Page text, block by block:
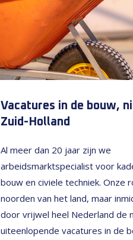
Vacatures in de bouw,
Zuid-Holland
Al meer dan 20 jaar zijn we
arbeidsmarktspecialist voor
bouw en civiele techniek. Onze
noorden van het land, maar
door vrijwel heel Nederland de
uiteenlopende vacatures in de